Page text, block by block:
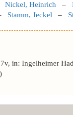
Nickel, Heinrich –
Stamm, Jeckel –
in: Ingelheimer